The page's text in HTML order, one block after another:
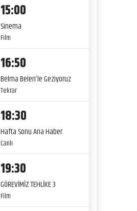
15:00
Sinema
Film
16:50
Belma Belen’le Geziyoruz
Tekrar
18:30
Hafta Sonu Ana Haber
Canlı
19:30
GÖREVİMİZ TEHLİKE 3
Film